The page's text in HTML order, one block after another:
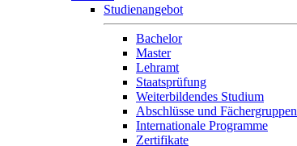
Studienangebot
Bachelor
Master
Lehramt
Staatsprüfung
Weiterbildendes Studium
Abschlüsse und Fächergruppen
Internationale Programme
Zertifikate